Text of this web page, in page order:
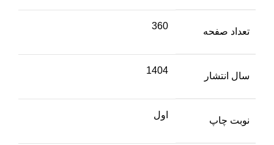
تعداد صفحه
360
سال انتشار
1404
نوبت چاپ
اول